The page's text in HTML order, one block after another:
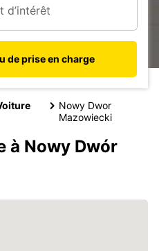
de prise en charge
Nowy Dwor
Mazowiecki
à Nowy Dwór